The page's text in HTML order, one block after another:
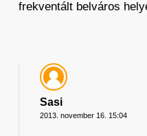
frekventált belváros
Sasi
2013. november 16. 15:04